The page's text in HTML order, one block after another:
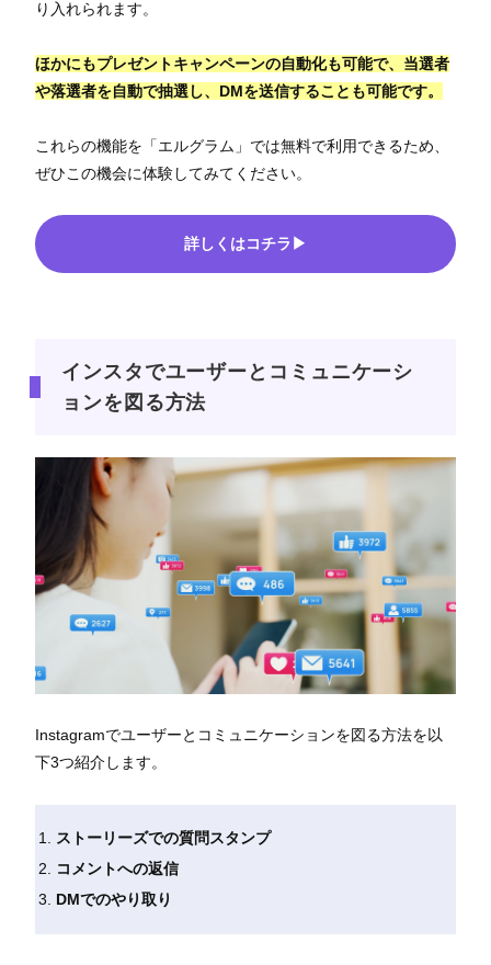
り入れられます。
ほかにもプレゼントキャンペーンの自動化も可能で、当選者
や落選者を自動で抽選し、DMを送信することも可能です。
これらの機能を「エルグラム」では無料で利用できるため、
ぜひこの機会に体験してみてください。
詳しくはコチラ▶
インスタでユーザーとコミュニケーシ
ョンを図る方法
Instagramでユーザーとコミュニケーションを図る方法を以
下3つ紹介します。
ストーリーズでの質問スタンプ
コメントへの返信
DMでのやり取り